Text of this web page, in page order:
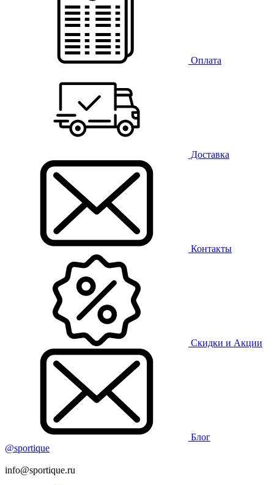
Оплата
Доставка
Контакты
Скидки и Акции
Блог
@sportique
info@sportique.ru